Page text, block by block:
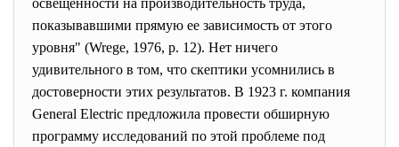
освещенности на производительность труда,
показывавшими прямую ее зависимость от этого
уровня" (Wrege, 1976, р. 12). Нет ничего
удивительного в том, что скептики усомнились в
достоверности этих результатов. В 1923 г. компания
General Electric предложила провести обширную
программу исследований по этой проблеме под